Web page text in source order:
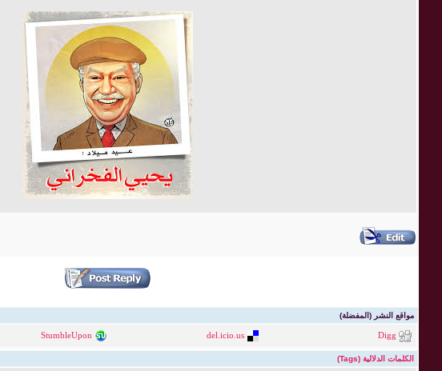
مواقع النشر (المفضلة)
Digg
del.icio.us
StumbleUpon
الكلمات الدلالية (Tags)